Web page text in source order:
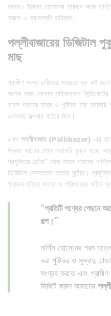
করেন। ইমরান হোসেনের পরিবার আজ
সচ্ছল ও স্বাবলম্বী ভবিষ্যৎ।
পল্লীবাজারের ডিজিটাল
মাছ
গ্রামীণ মৎস্য চাষীদের সবচেয়ে বড় কষ্ট
অনেক সময় লোকাল পাইকারদের
সাহস গ্রামের তাজা ও পুষ্টিকর মাছ
একসময় কল্পনার বাইরে ছিল।
এখন পল্লীবাজার (Pallibazar)-এর
উন্নত জাতের পোনা সরাসরি যুক্ত হচ্ছে
প্রযুক্তির ছোঁয়া” আজ সাহস গ্রামের
ডিজিটাল ক্রেতাদের হাতের মুঠোয়।
পাচ্ছেন তাঁদের সততা ও পরিশ্রমের সঠিক
“প্রতিটি পণ্যের পেছনে
গল্প।”
নার্গিস হোসেনের পরম
করা পুষ্টিকর ও সুস্বাদু
সংগ্রহ করতে এবং
ভিজিট করুন আমাদের